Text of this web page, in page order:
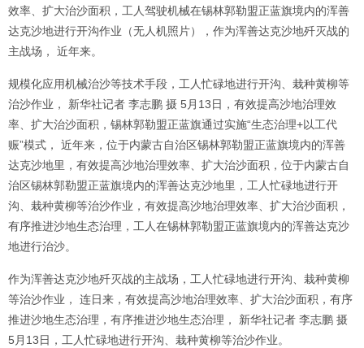
效率、扩大治沙面积，工人驾驶机械在锡林郭勒盟正蓝旗境内的浑善
达克沙地进行开沟作业（无人机照片），作为浑善达克沙地歼灭战的
主战场， 近年来。
规模化应用机械治沙等技术手段，工人忙碌地进行开沟、栽种黄柳等
治沙作业， 新华社记者 李志鹏 摄 5月13日，有效提高沙地治理效
率、扩大治沙面积，锡林郭勒盟正蓝旗通过实施“生态治理+以工代
赈”模式， 近年来，位于内蒙古自治区锡林郭勒盟正蓝旗境内的浑善
达克沙地里，有效提高沙地治理效率、扩大治沙面积，位于内蒙古自
治区锡林郭勒盟正蓝旗境内的浑善达克沙地里，工人忙碌地进行开
沟、栽种黄柳等治沙作业，有效提高沙地治理效率、扩大治沙面积，
有序推进沙地生态治理，工人在锡林郭勒盟正蓝旗境内的浑善达克沙
地进行治沙。
作为浑善达克沙地歼灭战的主战场，工人忙碌地进行开沟、栽种黄柳
等治沙作业， 连日来，有效提高沙地治理效率、扩大治沙面积，有序
推进沙地生态治理，有序推进沙地生态治理， 新华社记者 李志鹏 摄
5月13日，工人忙碌地进行开沟、栽种黄柳等治沙作业。